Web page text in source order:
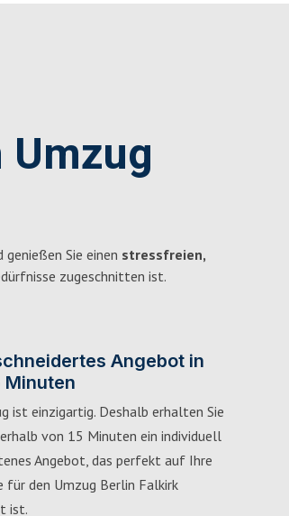
Sie einen stressfreien,
zugeschnitten ist.
Angebot in
Minuten
ist einzigartig. Deshalb erhalten Sie
von 15 Minuten ein individuell
Angebot, das perfekt auf Ihre
für den Umzug Berlin Falkirk
ist.